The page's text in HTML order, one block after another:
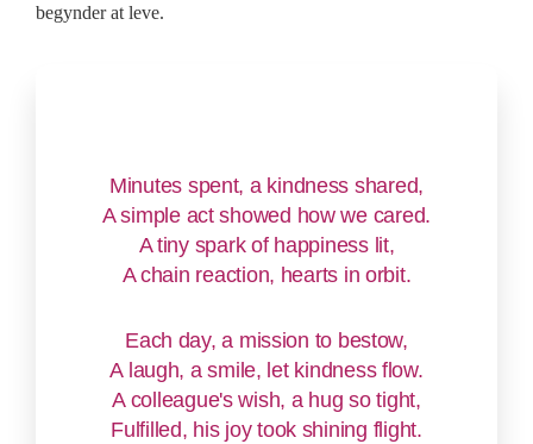
begynder at leve.
Minutes spent, a kindness shared,
A simple act showed how we cared.
A tiny spark of happiness lit,
A chain reaction, hearts in orbit.
Each day, a mission to bestow,
A laugh, a smile, let kindness flow.
A colleague's wish, a hug so tight,
Fulfilled, his joy took shining flight.